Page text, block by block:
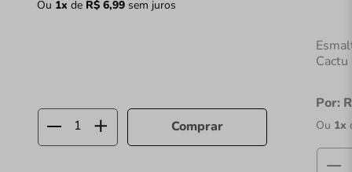
Ou 1x de R$ 6,99sem juros
Comprar
Cactu
Por:
Ou 1x